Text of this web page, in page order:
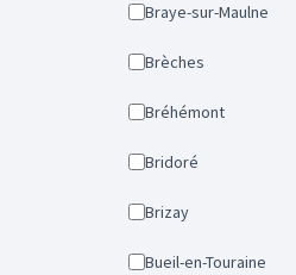
Braye-sur-Maulne
Brèches
Bréhémont
Bridoré
Brizay
Bueil-en-Touraine